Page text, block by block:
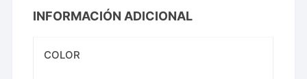
INFORMACIÓN ADICIONAL
COLOR